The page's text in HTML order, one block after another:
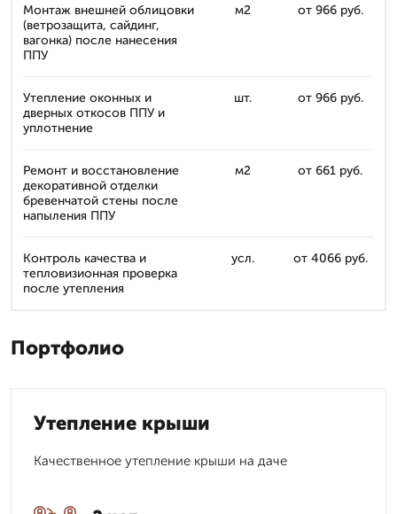
Монтаж внешней облицовки
(ветрозащита, сайдинг,
вагонка) после нанесения
ППУ
м2 от 966 руб.
Утепление оконных и
дверных откосов ППУ и
уплотнение
шт. от 966 руб.
Ремонт и восстановление
декоративной отделки
бревенчатой стены после
напыления ППУ
м2 от 661 руб.
Контроль качества и
тепловизионная проверка
после утепления
усл. от 4066 руб.
Портфолио
Утепление крыши
Качественное утепление крыши на даче